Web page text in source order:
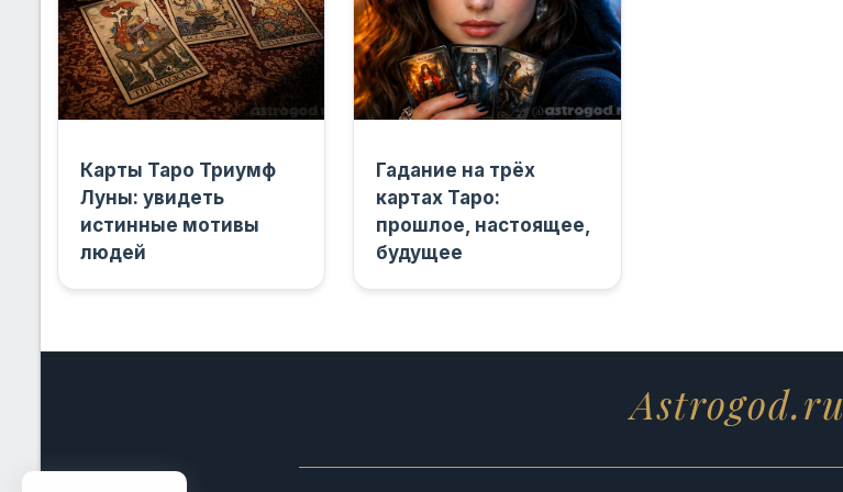
Карты Таро Триумф
Луны: увидеть
истинные мотивы
людей
Гадание на трёх
картах Таро:
прошлое, настоящее,
будущее
Astrogod.ru